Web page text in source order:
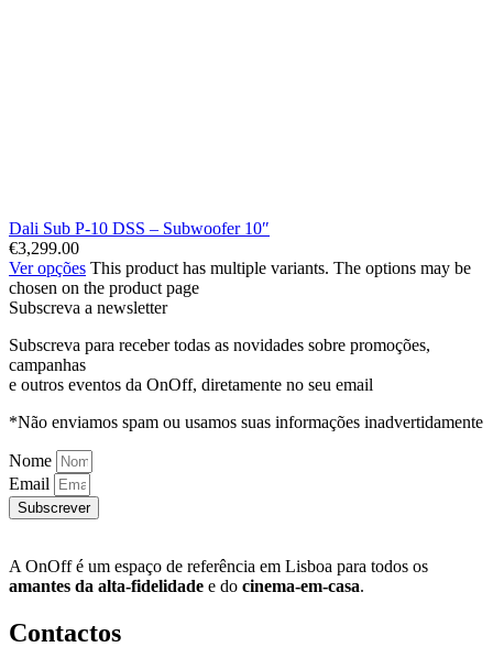
Dali Sub P-10 DSS – Subwoofer 10″
€3,299.00
Ver opções This product has multiple variants. The options may be
chosen on the product page
Subscreva a newsletter
Subscreva para receber todas as novidades sobre promoções,
campanhas
e outros eventos da OnOff, diretamente no seu email
*Não enviamos spam ou usamos suas informações inadvertidamente
Nome
Email
Subscrever
A OnOff é um espaço de referência em Lisboa para todos os
amantes da alta-fidelidade e do cinema-em-casa.
Contactos